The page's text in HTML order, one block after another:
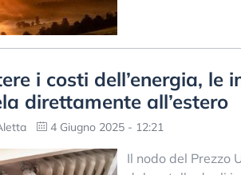
i costi dell’energia, le
direttamente all’estero
4 Giugno 2025 - 12:21
Il nodo del Prezzo